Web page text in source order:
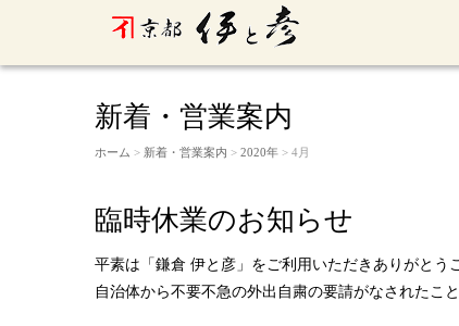
新着・営業案内
ホーム > 新着・営業案内 > 2020年 > 4月
臨時休業のお知らせ
平素は「鎌倉 伊と彦」をご利用いただきありがとう
自治体から不要不急の外出自粛の要請がなされたこ